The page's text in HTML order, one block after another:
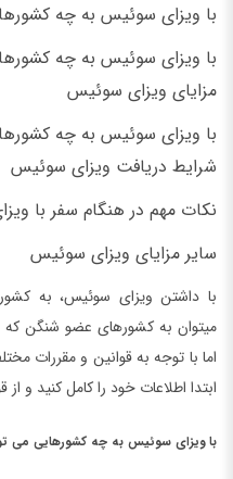
با ویزای سوئیس به چه
با ویزای سوئیس به چه
مزایای ویزای سوئیس
با ویزای سوئیس به چه
شرایط دریافت ویزای سوئیس
نکات مهم در هنگام سفر با
سایر مزایای ویزای سوئیس
با داشتن ویزای سوئیس، به
اما با توجه به قوانین و مقررات
ابتدا اطلاعات خود را کامل کنید و
با ویزای سوئیس به چه کشورهایی می